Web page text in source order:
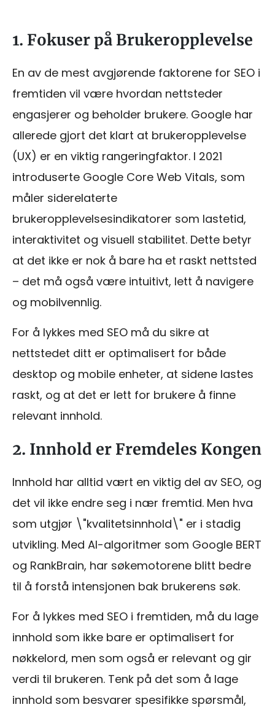
1. Fokuser på Brukeropplevelse
En av de mest avgjørende faktorene for SEO i
fremtiden vil være hvordan nettsteder
engasjerer og beholder brukere. Google har
allerede gjort det klart at brukeropplevelse
(UX) er en viktig rangeringfaktor. I 2021
introduserte Google Core Web Vitals, som
måler siderelaterte
brukeropplevelsesindikatorer som lastetid,
interaktivitet og visuell stabilitet. Dette betyr
at det ikke er nok å bare ha et raskt nettsted
– det må også være intuitivt, lett å navigere
og mobilvennlig.
For å lykkes med SEO må du sikre at
nettstedet ditt er optimalisert for både
desktop og mobile enheter, at sidene lastes
raskt, og at det er lett for brukere å finne
relevant innhold.
2. Innhold er Fremdeles Kongen
Innhold har alltid vært en viktig del av SEO, og
det vil ikke endre seg i nær fremtid. Men hva
som utgjør \"kvalitetsinnhold\" er i stadig
utvikling. Med AI-algoritmer som Google BERT
og RankBrain, har søkemotorene blitt bedre
til å forstå intensjonen bak brukerens søk.
For å lykkes med SEO i fremtiden, må du lage
innhold som ikke bare er optimalisert for
nøkkelord, men som også er relevant og gir
verdi til brukeren. Tenk på det som å lage
innhold som besvarer spesifikke spørsmål,